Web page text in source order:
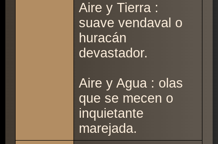
Aire y Tierra :
suave vendaval o
huracán
devastador.
Aire y Agua : olas
que se mecen o
inquietante
marejada.